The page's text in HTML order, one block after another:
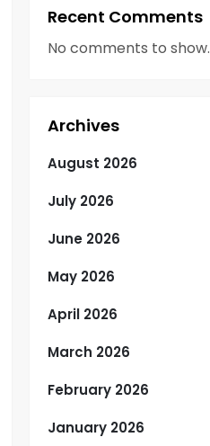
Recent Comments
No comments to show.
Archives
August 2026
July 2026
June 2026
May 2026
April 2026
March 2026
February 2026
January 2026